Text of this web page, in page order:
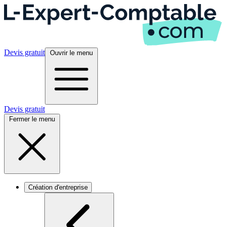
Devis gratuit Ouvrir le menu
Devis gratuit
Fermer le menu
Création d'entreprise